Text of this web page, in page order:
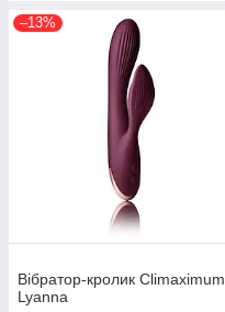
–13%
Вібратор-кролик Climaximum
Lyanna